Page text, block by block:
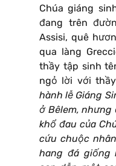
Chúa giáng
đang trên
Assisi, quê
qua làng
thầy tập sinh
ngỏ lời với
hành lễ Giáng
ở Bêlem,
khổ đau của
cứu chuộc
hang đá giống